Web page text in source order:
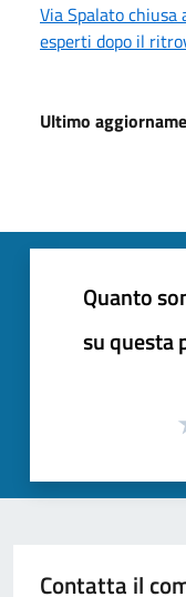
Via Spalato
esperti dopo il
Ultimo
Quanto
su questa
Contatta il